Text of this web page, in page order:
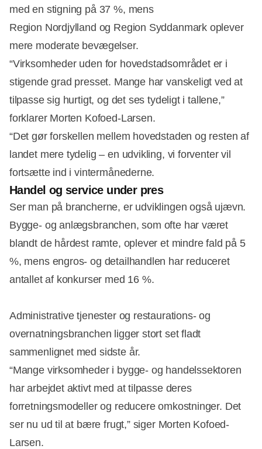
med en stigning på 37 %, mens
Region Nordjylland og Region Syddanmark oplever
mere moderate bevægelser.
“Virksomheder uden for hovedstadsområdet er i
stigende grad presset. Mange har vanskeligt ved at
tilpasse sig hurtigt, og det ses tydeligt i tallene,”
forklarer Morten Kofoed-Larsen.
“Det gør forskellen mellem hovedstaden og resten af
landet mere tydelig – en udvikling, vi forventer vil
fortsætte ind i vintermånederne.
Handel og service under pres
Ser man på brancherne, er udviklingen også ujævn.
Bygge- og anlægsbranchen, som ofte har været
blandt de hårdest ramte, oplever et mindre fald på 5
%, mens engros- og detailhandlen har reduceret
antallet af konkurser med 16 %.
Administrative tjenester og restaurations- og
overnatningsbranchen ligger stort set fladt
sammenlignet med sidste år.
“Mange virksomheder i bygge- og handelssektoren
har arbejdet aktivt med at tilpasse deres
forretningsmodeller og reducere omkostninger. Det
ser nu ud til at bære frugt,” siger Morten Kofoed-
Larsen.